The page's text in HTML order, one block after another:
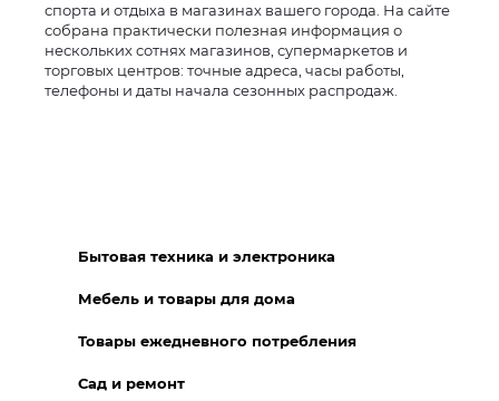
спорта и отдыха в магазинах вашего города. На сайте
собрана практически полезная информация о
нескольких сотнях магазинов, супермаркетов и
торговых центров: точные адреса, часы работы,
телефоны и даты начала сезонных распродаж.
Бытовая техника и электроника
Мебель и товары для дома
Товары ежедневного потребления
Сад и ремонт